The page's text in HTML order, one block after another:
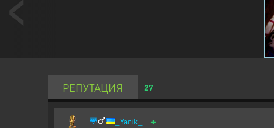
РЕПУТАЦИЯ 27
_Yarik_ +